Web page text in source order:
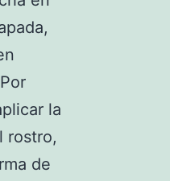
la
rostro,
de